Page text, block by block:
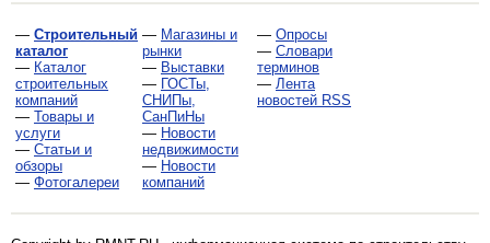
— Строительный
каталог
— Каталог
строительных
компаний
— Товары и
услуги
— Статьи и
обзоры
— Фотогалереи
— Магазины и
рынки
— Выставки
— ГОСТы,
СНИПы,
СанПиНы
— Новости
недвижимости
— Новости
компаний
— Опросы
— Словари
терминов
— Лента
новостей RSS